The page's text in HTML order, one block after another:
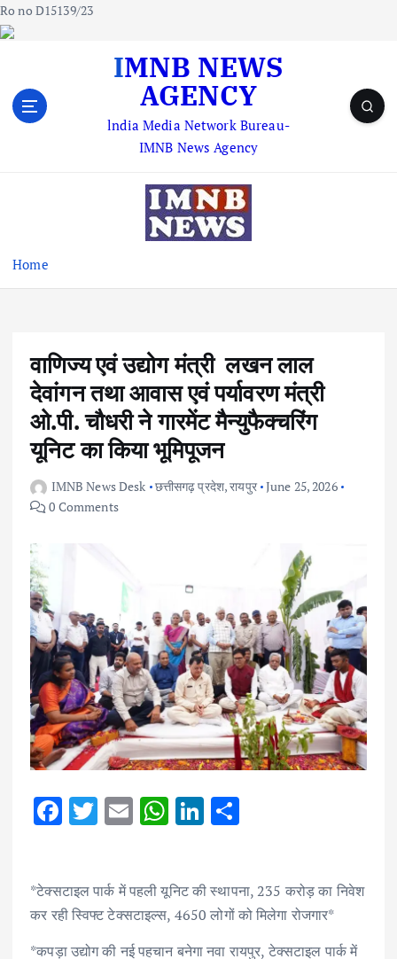
Ro no D15139/23
IMNB NEWS
AGENCY
lndia Media Network Bureau-
IMNB News Agency
Home
वाणिज्य एवं उद्योग मंत्री लखन लाल
देवांगन तथा आवास एवं पर्यावरण मंत्री
ओ.पी. चौधरी ने गारमेंट मैन्युफैक्चरिंग
यूनिट का किया भूमिपूजन
IMNB News Desk छत्तीसगढ़ प्रदेश,रायपुर June 25, 2026
0 Comments
F
b
o
T
te
r
E
l
W
s
A
Li
e
dI
e
*टेक्सटाइल पार्क में पहली यूनिट की स्थापना, 235 करोड़ का निवेश
कर रही स्विफ्ट टेक्सटाइल्स, 4650 लोगों को मिलेगा रोजगार*
*कपड़ा उद्योग की नई पहचान बनेगा नवा रायपुर, टेक्सटाइल पार्क में